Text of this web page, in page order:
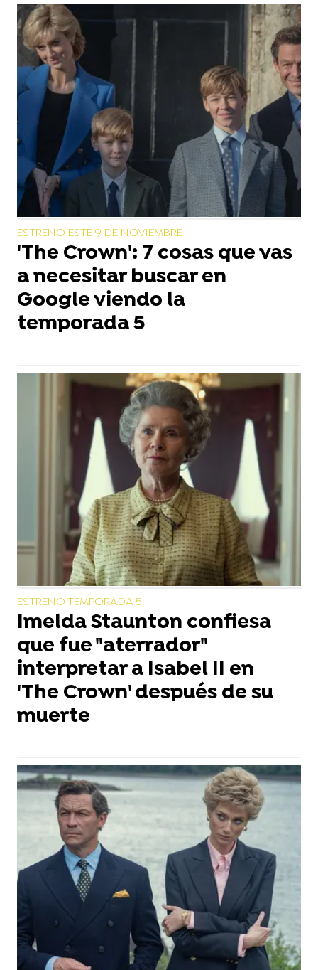
ESTRENO ESTE 9 DE NOVIEMBRE
'The Crown': 7 cosas que vas
a necesitar buscar en
Google viendo la
temporada 5
ESTRENO TEMPORADA 5
Imelda Staunton confiesa
que fue "aterrador"
interpretar a Isabel II en
'The Crown' después de su
muerte